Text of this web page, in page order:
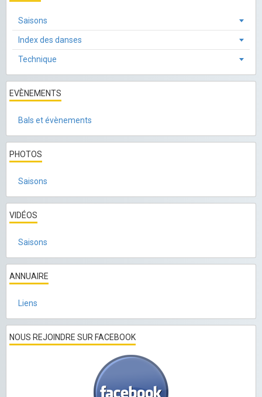
Saisons
Index des danses
Technique
EVÈNEMENTS
Bals et évènements
PHOTOS
Saisons
VIDÉOS
Saisons
ANNUAIRE
Liens
NOUS REJOINDRE SUR FACEBOOK